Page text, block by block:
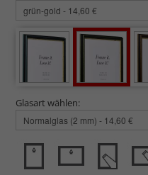
Glasart wählen: